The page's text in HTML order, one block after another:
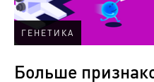
ГЕНЕТИКА
Больше